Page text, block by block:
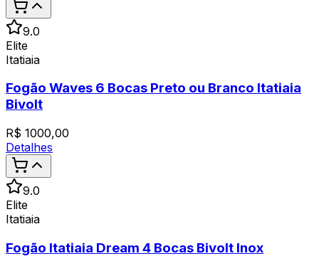
9.0
Elite
Itatiaia
Fogão Waves 6 Bocas Preto ou Branco Itatiaia
Bivolt
R$ 1000,00
Detalhes
9.0
Elite
Itatiaia
Fogão Itatiaia Dream 4 Bocas Bivolt Inox